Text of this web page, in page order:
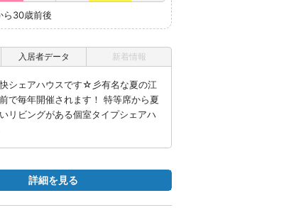
ら30歳前後
シェアハウスです☆彡有名な夏の江
で毎年開催されます！ 特等席から夏
リビングがある個室タイプシェアハ
入居者データ 新着情報
詳細を見る